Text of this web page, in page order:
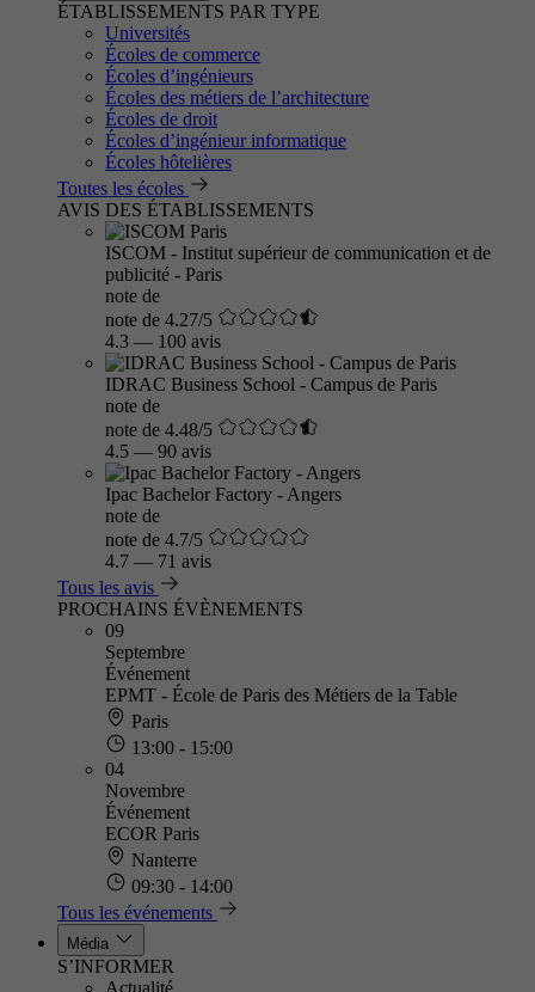
ÉTABLISSEMENTS PAR TYPE
Universités
Écoles de commerce
Écoles d’ingénieurs
Écoles des métiers de l’architecture
Écoles de droit
Écoles d’ingénieur informatique
Écoles hôtelières
Toutes les écoles
AVIS DES ÉTABLISSEMENTS
ISCOM - Institut supérieur de communication et de
publicité - Paris
note de
note de 4.27/5
4.3 — 100 avis
IDRAC Business School - Campus de Paris
note de
note de 4.48/5
4.5 — 90 avis
Ipac Bachelor Factory - Angers
note de
note de 4.7/5
4.7 — 71 avis
Tous les avis
PROCHAINS ÉVÈNEMENTS
09
Septembre
Événement
EPMT - École de Paris des Métiers de la Table
Paris
13:00 - 15:00
04
Novembre
Événement
ECOR Paris
Nanterre
09:30 - 14:00
Tous les événements
Média
S’INFORMER
Actualité